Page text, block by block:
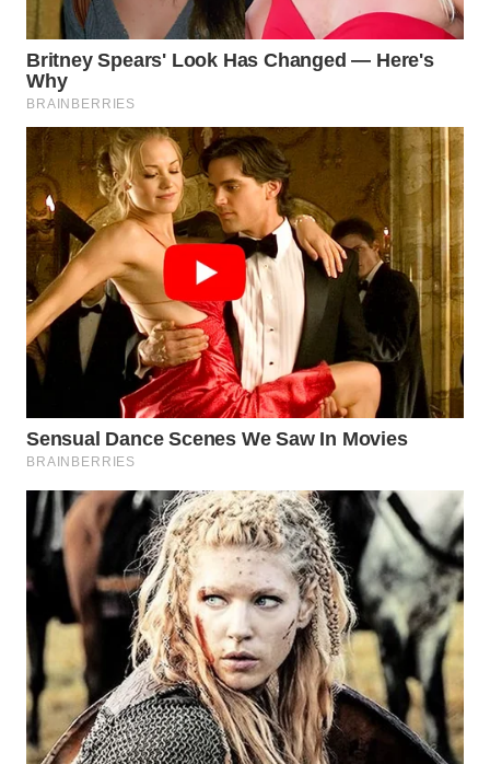
TINGGI
WN
PAKPAK
WN
KARAWANG
WN
BEKASI
WN
BOGOR
DEPOK
TAPANULI
UTARA
WN
SAMOSIR
WN
PADANG
LAWAS